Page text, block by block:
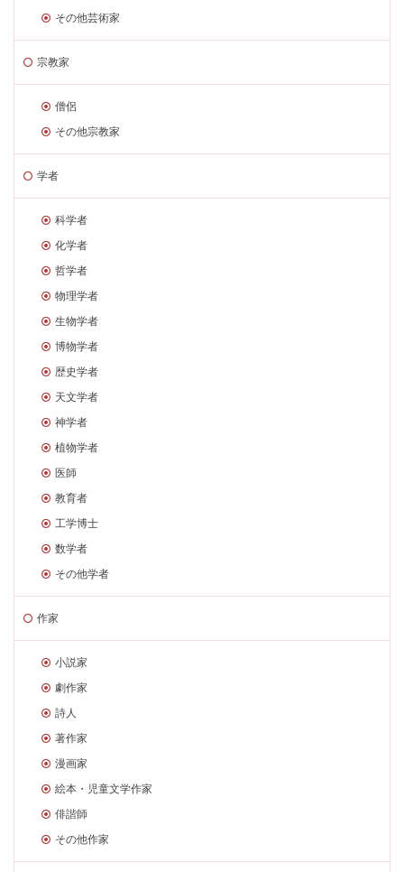
その他芸術家
宗教家
僧侶
その他宗教家
学者
科学者
化学者
哲学者
物理学者
生物学者
博物学者
歴史学者
天文学者
神学者
植物学者
医師
教育者
工学博士
数学者
その他学者
作家
小説家
劇作家
詩人
著作家
漫画家
絵本・児童文学作家
俳諧師
その他作家